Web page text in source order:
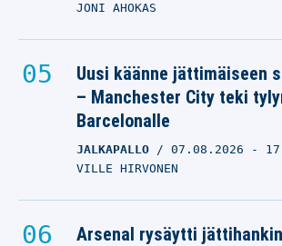
JONI AHOKAS
Uusi käänne jättimäiseen
– Manchester City teki
Barcelonalle
JALKAPALLO 07.08.2026 -
VILLE HIRVONEN
Arsenal rysäytti